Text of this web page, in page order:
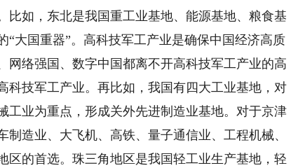
比如，东北是我国重工业基地、能源基地、粮食基
大国重器”。高科技军工产业是确保中国经济高质
网络强国、数字中国都离不开高科技军工产业的高
科技军工产业。再比如，我国有四大工业基地，对
工业为重点，形成关外先进制造业基地。对于京津
造业、大飞机、高铁、量子通信业、工程机械、
区的首选。珠三角地区是我国轻工业生产基地，轻